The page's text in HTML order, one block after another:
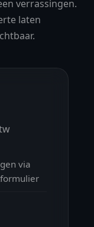
verrassingen.
laten
via